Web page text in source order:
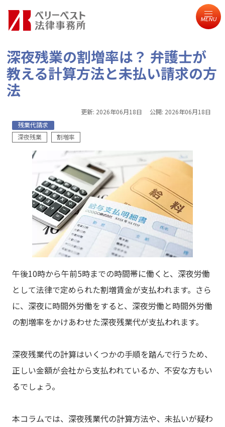
MENU
深夜残業の割増率は？ 弁護士が
教える計算方法と未払い請求の方
法
更新: 2026年06月18日 公開: 2026年06月18日
残業代請求
深夜残業
割増率
午後10時から午前5時までの時間帯に働くと、深夜労働
として法律で定められた割増賃金が支払われます。さら
に、深夜に時間外労働をすると、深夜労働と時間外労働
の割増率をかけあわせた深夜残業代が支払われます。
深夜残業代の計算はいくつかの手順を踏んで行うため、
正しい金額が会社から支払われているか、不安な方もい
るでしょう。
本コラムでは、深夜残業代の計算方法や、未払いが疑わ